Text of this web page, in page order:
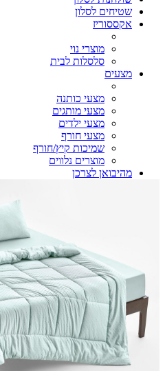
שטיחים לסלון
אקססוריז
מוצרי נוי
סלסלות לבית
מצעים
מצעי כותנה
מצעי מותגים
מצעי ילדים
מצעי חורף
שמיכות קיץ/חורף
מוצרים נלווים
מהיבואן לצרכן